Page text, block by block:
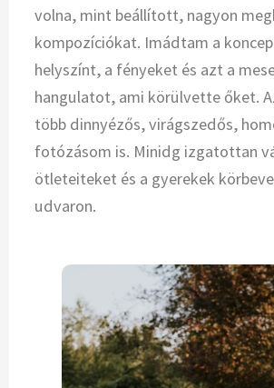
volna, mint beállított, nagyon
kompozíciókat. Imádtam a
helyszínt, a fényeket és azt a
hangulatot, ami körülvette őket.
több dinnyézős, virágszedős,
fotózásom is. Minidg izgatottan
ötleteiteket és a gyerekek
udvaron.